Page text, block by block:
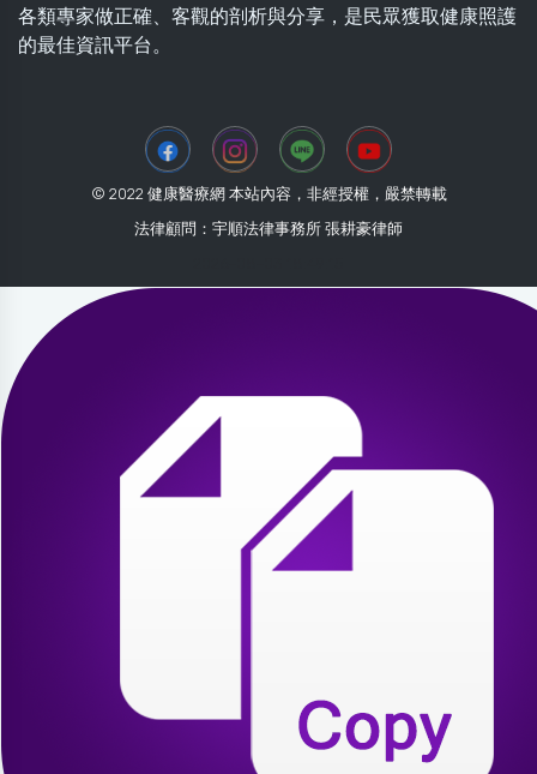
各類專家做正確、客觀的剖析與分享，是民眾獲取健康照護
的最佳資訊平台。
© 2022 健康醫療網 本站內容，非經授權，嚴禁轉載
法律顧問：宇順法律事務所 張耕豪律師